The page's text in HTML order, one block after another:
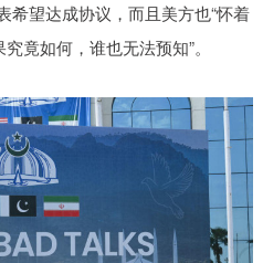
希望达成协议，而且美方也“怀着
竟如何，谁也无法预知”。